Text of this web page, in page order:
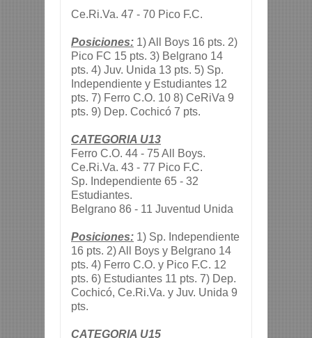
Ce.Ri.Va. 47 - 70 Pico F.C.
Posiciones: 1) All Boys 16 pts. 2)
Pico FC 15 pts. 3) Belgrano 14
pts. 4) Juv. Unida 13 pts. 5) Sp.
Independiente y Estudiantes 12
pts. 7) Ferro C.O. 10 8) CeRiVa 9
pts. 9) Dep. Cochicó 7 pts.
CATEGORIA U13
Ferro C.O. 44 - 75 All Boys.
Ce.Ri.Va. 43 - 77 Pico F.C.
Sp. Independiente 65 - 32
Estudiantes.
Belgrano 86 - 11 Juventud Unida
Posiciones: 1) Sp. Independiente
16 pts. 2) All Boys y Belgrano 14
pts. 4) Ferro C.O. y Pico F.C. 12
pts. 6) Estudiantes 11 pts. 7) Dep.
Cochicó, Ce.Ri.Va. y Juv. Unida 9
pts.
CATEGORIA U15